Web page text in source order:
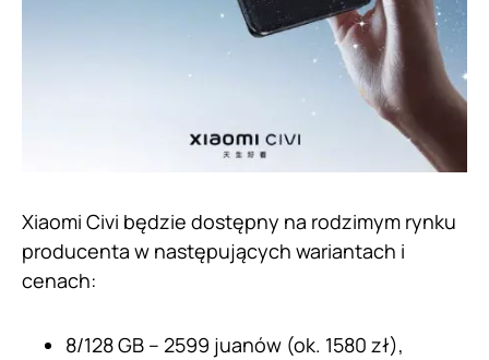
Xiaomi Civi będzie dostępny na rodzimym rynku
producenta w następujących wariantach i
cenach:
8/128 GB – 2599 juanów (ok. 1580 zł),